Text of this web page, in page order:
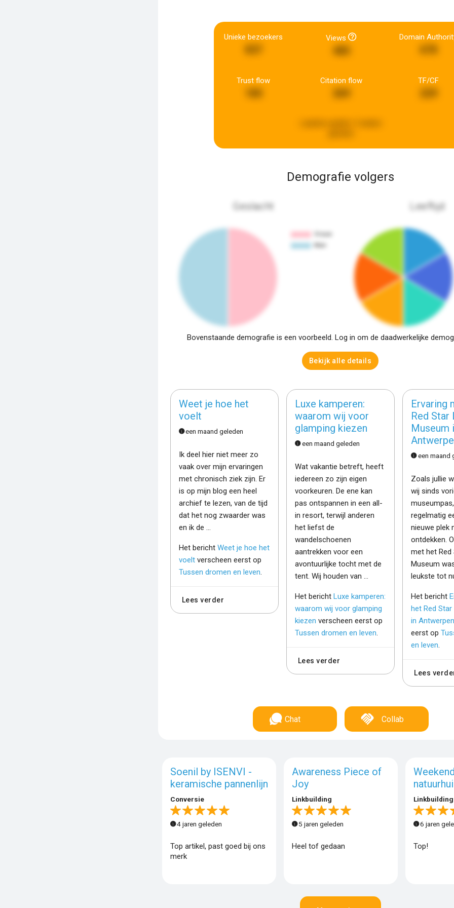
Unieke bezoekers Views
485
Domain
Trust flow Citation flow TF/CF
Demografie volgers
Geslacht Leeftijd
Bovenstaande demografie is een voorbeeld. Log in om de daadwerkelijke
Bekijk alle details
Weet je hoe het
voelt
een maand geleden
Ik deel hier niet meer zo
vaak over mijn ervaringen
met chronisch ziek zijn. Er
is op mijn blog een heel
archief te lezen, van de tijd
dat het nog zwaarder was
en ik de …
Het bericht Weet je hoe het
voeltverscheen eerst op
Tussen dromen en leven
Lees verder
Luxe kamperen:
waarom wij voor
glamping kiezen
een maand geleden
Wat vakantie betreft, heeft
iedereen zo zijn eigen
voorkeuren. De ene kan
pas ontspannen in een all-
in resort, terwijl anderen
het liefst de
wandelschoenen
aantrekken voor een
avontuurlijke tocht met de
tent. Wij houden van …
Het bericht Luxe kamperen:
waarom wij voor glamping
kiezen verscheen eerst op
Tussen dromen en leven
Lees verder
Ervaring
Red Star
Museum
een maand
Zoals jullie
wij sinds
regelmatig
nieuwe plek
ontdekken.
met het Red
Museum
leukste tot
Het bericht
het Red
in
eerst op
en leven
Lees
Chat Collab
Soenil by ISENVI -
keramische pannenlijn
Conversie
4 jaren geleden
Top artikel, past goed bij ons
merk
Awareness Piece of
Joy
Linkbuilding
5 jaren geleden
Heel tof gedaan
Linkbuilding
6 jaren
Top!